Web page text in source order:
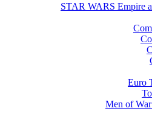
STAR WARS Empire
Euro
Men of